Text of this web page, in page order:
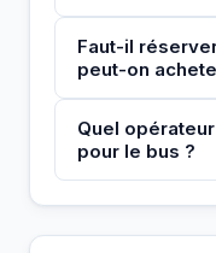
Faut-il
peut-on
Quel
pour le bus ?